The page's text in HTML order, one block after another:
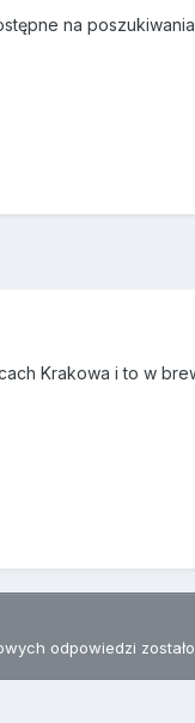
na
Krakowa i to w
odpowiedzi